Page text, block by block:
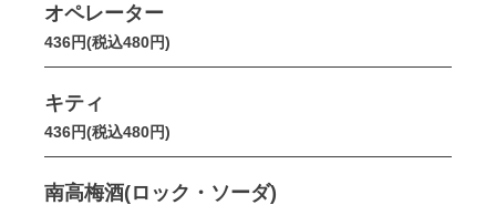
オペレーター
436円(税込480円)
キティ
436円(税込480円)
南高梅酒(ロック・ソーダ)